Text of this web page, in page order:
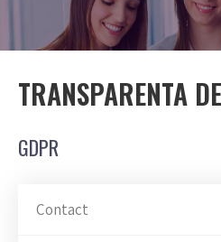
TRANSPARENTA
GDPR
Contact